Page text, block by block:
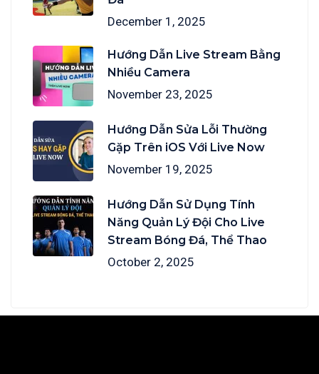
December 1, 2025
Hướng Dẫn Live Stream Bằng
Nhiều Camera
November 23, 2025
Hướng Dẫn Sửa Lỗi Thường
Gặp Trên iOS Với Live Now
November 19, 2025
Hướng Dẫn Sử Dụng Tính
Năng Quản Lý Đội Cho Live
Stream Bóng Đá, Thể Thao
October 2, 2025